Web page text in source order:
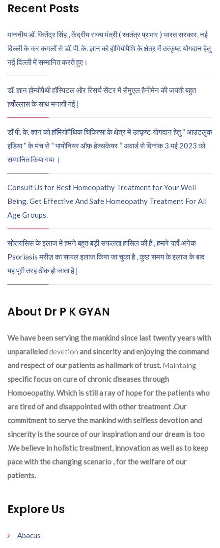
Recent Posts
माननीय डॉ. जितेंद्र सिंह , केंद्रीय राज्य मंत्री ( स्वतंत्र प्रभार ) भारत सरकार, नई
दिल्ली के कर कमलों से डॉ. पी. के. ज्ञान को होमियोपैथि के क्षेत्र में उत्कृष्ट योगदान हेतु
नई दिल्ली में सम्मानित करते हुए।
डॉ. ज्ञान होम्योपैथी हॉस्पिटल और रिसर्च सेंटर में सैमुएल हैनीमेन की जयंती बहुत
हर्षोल्लास के साथ मनायी गई |
डॉ पी. के. ज्ञान को हॉमियोपैथिक चिकित्सा के क्षेत्र में उत्कृष्ट योगदान हेतु “ आउटलुक
इंडिया “ के मंच से “ पायोनियर ऑफ़ हेल्थकेयर “ अवार्ड से दिनांक 3 मई 2023 को
सम्मानित किया गया ।
Consult Us for Best Homeopathy Treatment for Your Well-
Being. Get Effective And Safe Homeopathy Treatment For All
Age Groups.
सोरायसिस के इलाज में हमने बहुत बड़ी सफलता हासिल की है , हमारे यहाँ अनेक
Psoriasis मरीज़ का सफल इलाज किया जा चुका है , कुछ समय के इलाज के बाद
यह पूरी तरह ठीक हो जाता है |
About Dr P K GYAN
We have been serving the mankind since last twenty years with
unparalleleddevetion and sincerity and enjoying the command
and respect of our patients as hallmark of trust. Maintaing
specific focus on cure of chronic diseases through
Homoeopathy. Which is still a ray of hope for the patients who
are tired of and disappointed with other treatment .Our
commitment to serve the mankind with selfless devotion and
sincerity is the source of our inspiration and our dream is too
.We believe in holistic treatment, innovation as well as to keep
pace with the changing scenario , for the welfare of our
patients.
Explore Us
Abacus